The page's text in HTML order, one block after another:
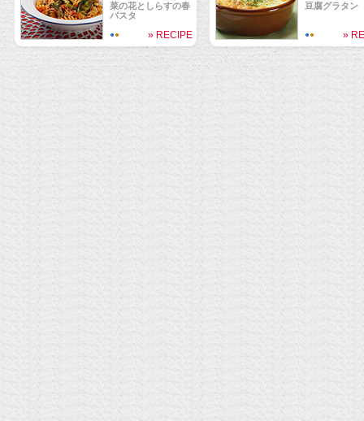
菜の花としらすの春
パスタ
●● » RECIPE
豆腐グラタン
●● »